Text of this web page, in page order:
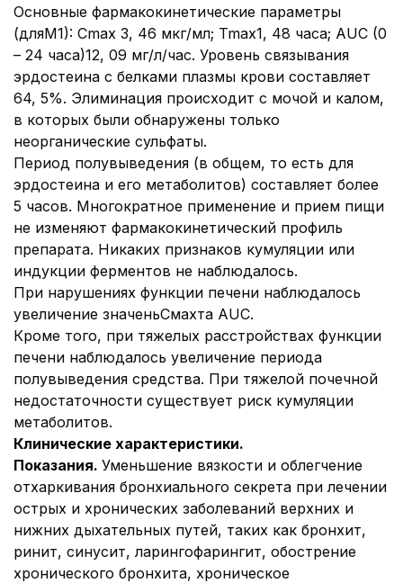
Основные фармакокинетические параметры
(дляМ1): Cmax 3, 46 мкг/мл; Tmax1, 48 часа; AUC (0
– 24 часа)12, 09 мг/л/час. Уровень связывания
эрдостеина с белками плазмы крови составляет
64, 5%. Элиминация происходит с мочой и калом,
в которых были обнаружены только
неорганические сульфаты.
Период полувыведения (в общем, то есть для
эрдостеина и его метаболитов) составляет более
5 часов. Многократное применение и прием пищи
не изменяют фармакокинетический профиль
препарата. Никаких признаков кумуляции или
индукции ферментов не наблюдалось.
При нарушениях функции печени наблюдалось
увеличение значеньСмахта AUC.
Кроме того, при тяжелых расстройствах функции
печени наблюдалось увеличение периода
полувыведения средства. При тяжелой почечной
недостаточности существует риск кумуляции
метаболитов.
Клинические характеристики.
Показания. Уменьшение вязкости и облегчение
отхаркивания бронхиального секрета при лечении
острых и хронических заболеваний верхних и
нижних дыхательных путей, таких как бронхит,
ринит, синусит, ларингофарингит, обострение
хронического бронхита, хроническое